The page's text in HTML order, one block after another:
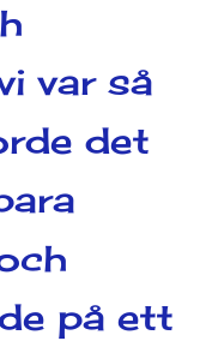
var så
det
på ett